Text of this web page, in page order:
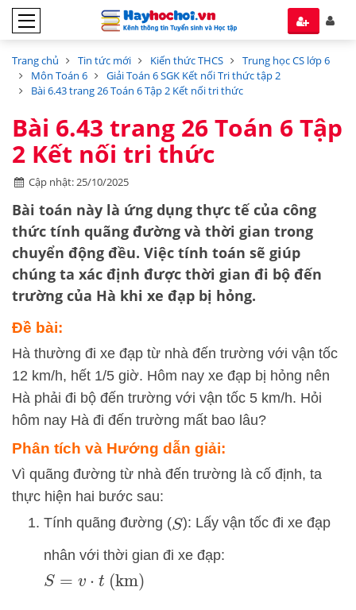
Trang chủ Tin tức mới Kiến thức THCS
Trung học CS lớp 6
Môn Toán 6
Giải Toán 6 SGK Kết nối Tri thức tập 2
Bài 6.43 trang 26 Toán 6 Tập 2 Kết nối tri thức
Bài 6.43 trang 26 Toán 6 Tập
2 Kết nối tri thức
Cập nhật: 25/10/2025
Bài toán này là ứng dụng thực tế của công
thức tính quãng đường và thời gian trong
chuyển động đều. Việc tính toán sẽ giúp
chúng ta xác định được thời gian đi bộ đến
trường của Hà khi xe đạp bị hỏng.
Đề bài:
Hà thường đi xe đạp từ nhà đến trường với vận tốc
12 km/h, hết 1/5 giờ. Hôm nay xe đạp bị hỏng nên
Hà phải đi bộ đến trường với vận tốc 5 km/h. Hỏi
hôm nay Hà đi đến trường mất bao lâu?
Phân tích và Hướng dẫn giải:
Vì quãng đường từ nhà đến trường là cố định, ta
thực hiện hai bước sau:
Tính quãng đường (S): Lấy vận tốc đi xe đạp
nhân với thời gian đi xe đạp:
S =v ⋅t(km)